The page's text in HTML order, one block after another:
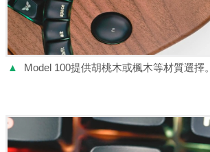
▲ Model 100提供胡桃木或楓木等材質選擇。